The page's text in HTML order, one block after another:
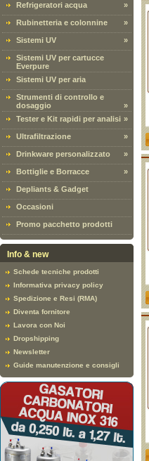
Refrigeratori acqua »
Rubinetteria e colonnine »
Sistemi UV »
Sistemi UV per cartucce
Everpure
Sistemi UV per aria
Strumenti di controllo e
dosaggio
»
Tester e Kit rapidi per analisi »
Ultrafiltrazione »
Drinkware personalizzato »
Bottiglie e Borracce »
Depliants & Gadget
Occasioni
Promo pacchetto prodotti
Info & new
Schede tecniche prodotti
Informativa privacy policy
Spedizione e Resi (RMA)
Diventa fornitore
Lavora con Noi
Dropshipping
Newsletter
Guide manutenzione e consigli